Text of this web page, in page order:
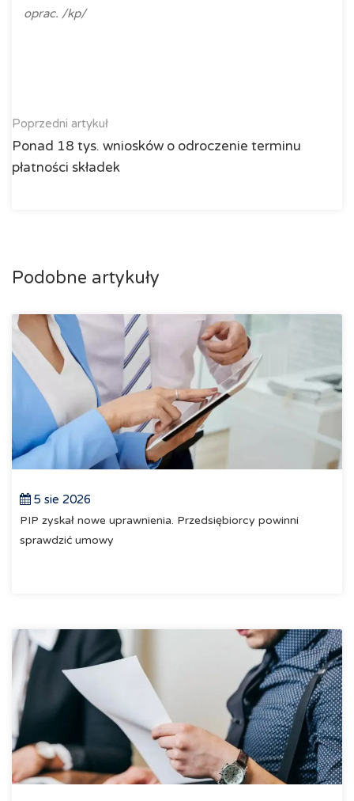
oprac. /kp/
Poprzedni artykuł
Ponad 18 tys. wniosków o odroczenie terminu
płatności składek
Podobne artykuły
5 sie 2026
PIP zyskał nowe uprawnienia. Przedsiębiorcy powinni
sprawdzić umowy